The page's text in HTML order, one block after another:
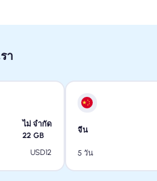
า
ไม่ จำกัด
22 GB
USD12
จีน
5 วัน